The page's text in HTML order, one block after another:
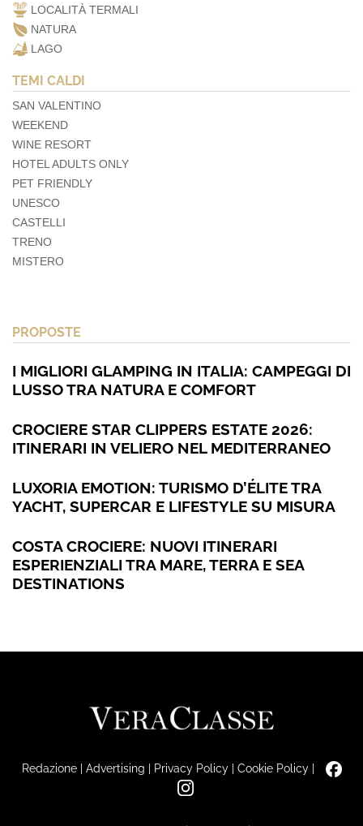
LOCALITÀ TERMALI
NATURA
LAGO
TEMI CALDI
SAN VALENTINO
WEEKEND
WINE RESORT
HOTEL ADULTS ONLY
PET FRIENDLY
UNESCO
CASTELLI
TRENO
MISTERO
PROPOSTE
I MIGLIORI GLAMPING IN ITALIA: CAMPEGGI DI
LUSSO TRA NATURA E COMFORT
CROCIERE STAR CLIPPERS ESTATE 2026:
ITINERARI IN VELIERO NEL MEDITERRANEO
LUXORIA EMOTION: TURISMO D’ÉLITE TRA
YACHT, SUPERCAR E LIFESTYLE SU MISURA
COSTA CROCIERE: NUOVI ITINERARI
ESPERIENZIALI TRA MARE, TERRA E SEA
DESTINATIONS
Redazione| Advertising | Privacy Policy| Cookie Policy|